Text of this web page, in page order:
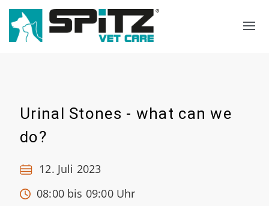
Suche
Urinal Stones - what can we
do?
12. Juli 2023
08:00 bis 09:00 Uhr